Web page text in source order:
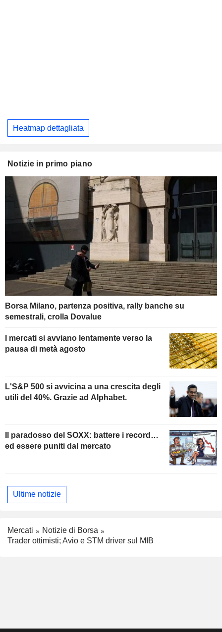
Heatmap dettagliata
Notizie in primo piano
Borsa Milano, partenza positiva, rally banche su
semestrali, crolla Dovalue
I mercati si avviano lentamente verso la
pausa di metà agosto
L'S&P 500 si avvicina a una crescita degli
utili del 40%. Grazie ad Alphabet.
Il paradosso del SOXX: battere i record…
ed essere puniti dal mercato
Ultime notizie
Mercati
Notizie di Borsa
Trader ottimisti; Avio e STM driver sul MIB